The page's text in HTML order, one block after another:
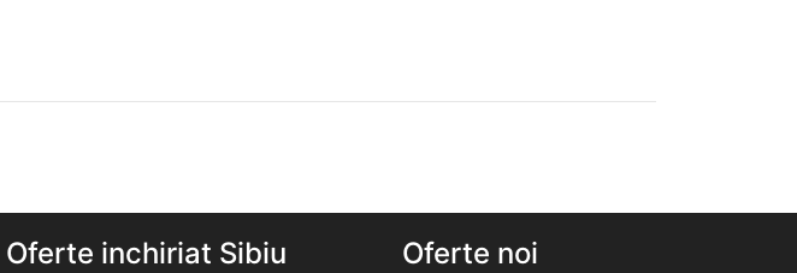
Oferte inchiriat Sibiu Oferte noi